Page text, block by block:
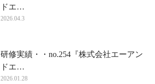
ドエ…
2026.04.3
研修実績・・no.254『株式会社エーアン
ドエ…
2026.01.28